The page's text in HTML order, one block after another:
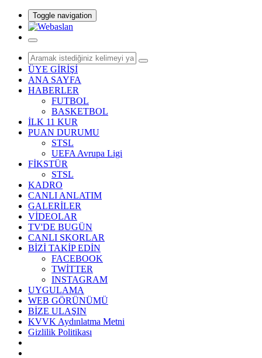
Toggle navigation
ÜYE GİRİŞİ
ANA SAYFA
HABERLER
FUTBOL
BASKETBOL
İLK 11 KUR
PUAN DURUMU
STSL
UEFA Avrupa Ligi
FİKSTÜR
STSL
KADRO
CANLI ANLATIM
GALERİLER
VİDEOLAR
TV'DE BUGÜN
CANLI SKORLAR
BİZİ TAKİP EDİN
FACEBOOK
TWİTTER
INSTAGRAM
UYGULAMA
WEB GÖRÜNÜMÜ
BİZE ULAŞIN
KVVK Aydınlatma Metni
Gizlilik Politikası